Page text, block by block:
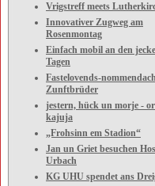
Vrigstreff meets
Innovativer Zugweg am
Rosenmontag
Einfach mobil an den
Tagen
Fastelovends-
Zunftbrüder
jestern, hück un morje -
kajuja
„Frohsinn em Stadion“
Jan un Griet besuchen
Urbach
KG UHU spendet ans